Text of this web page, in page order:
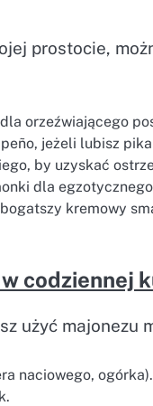
prostocie,
orzeźwiającego
jeżeli lubisz
by uzyskać
dla
kremowy
codziennej
użyć majonezu
naciowego, ogórka).